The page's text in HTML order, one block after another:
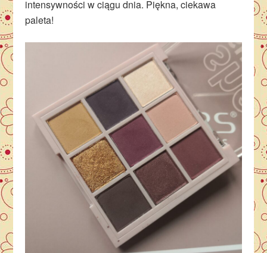
intensywności w ciągu dnia. Piękna, ciekawa
paleta!